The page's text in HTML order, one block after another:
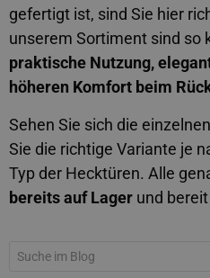
gefertigt ist, sind Sie hier
unserem Sortiment sind so
praktische Nutzung,
höheren Komfort beim
Sehen Sie sich die
Sie die richtige Variante je
Typ der Hecktüren. Alle
bereits auf Lager und